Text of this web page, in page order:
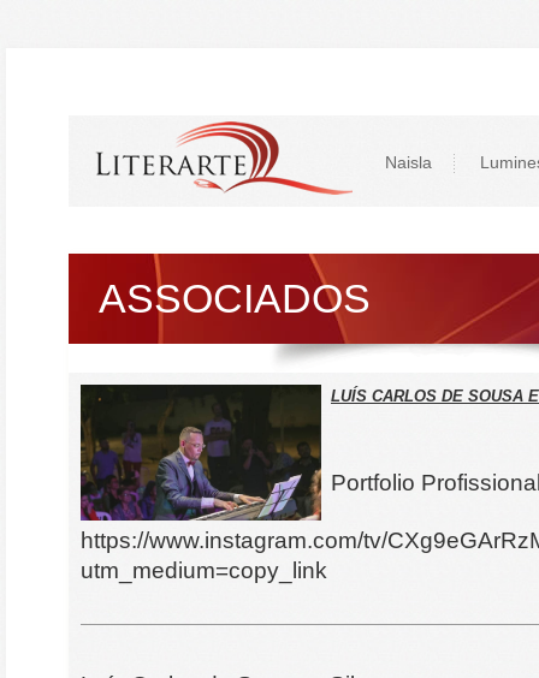
Naisla
ASSOCIADOS
LUÍS CARLOS DE SOUSA
Portfolio
https://www.instagram.com/tv/
utm_medium=copy_link